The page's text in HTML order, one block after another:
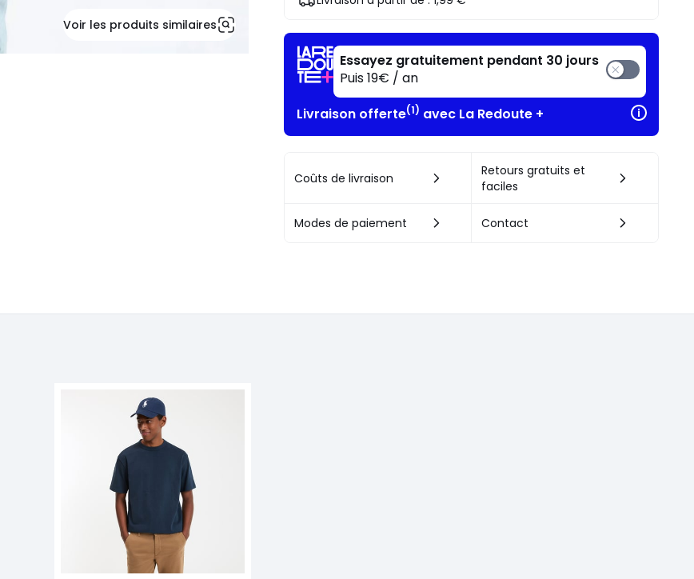
Voir les produits similaires
Essayez gratuitement pendant 30 jours
Puis 19€ / an
Livraison offerte(1) avec La Redoute +
Coûts de livraison
Retours gratuits et
faciles
Modes de paiement Contact